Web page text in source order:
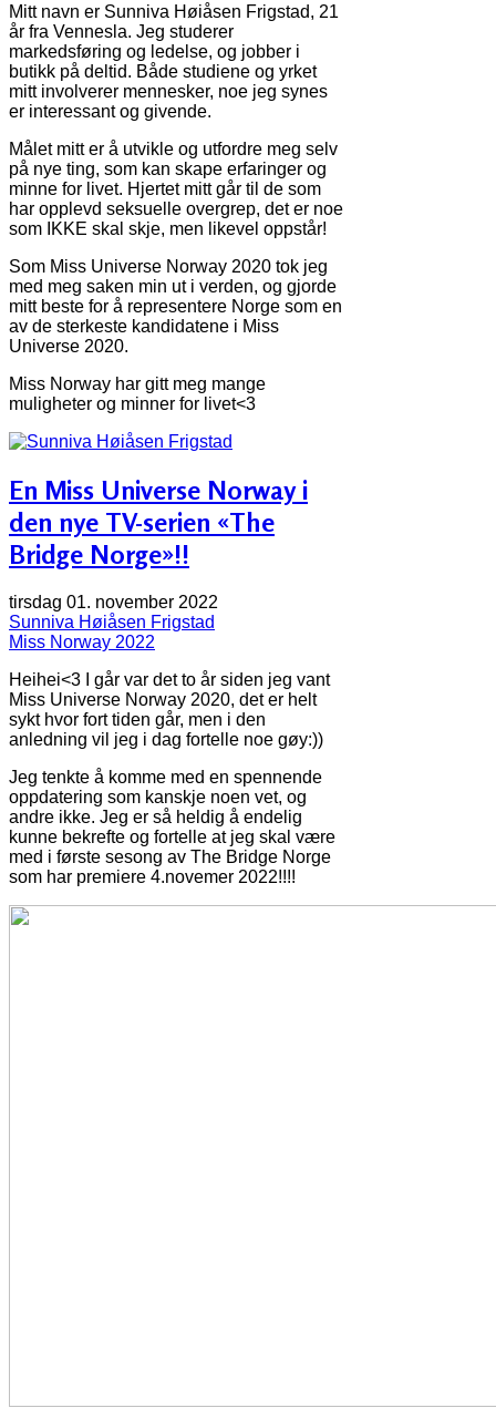
Mitt navn er Sunniva Høiåsen Frigstad, 21
år fra Vennesla. Jeg studerer
markedsføring og ledelse, og jobber i
butikk på deltid. Både studiene og yrket
mitt involverer mennesker, noe jeg synes
er interessant og givende.
Målet mitt er å utvikle og utfordre meg selv
på nye ting, som kan skape erfaringer og
minne for livet. Hjertet mitt går til de som
har opplevd seksuelle overgrep, det er noe
som IKKE skal skje, men likevel oppstår!
Som Miss Universe Norway 2020 tok jeg
med meg saken min ut i verden, og gjorde
mitt beste for å representere Norge som en
av de sterkeste kandidatene i Miss
Universe 2020.
Miss Norway har gitt meg mange
muligheter og minner for livet<3
En Miss Universe Norway i
den nye TV-serien «The
Bridge Norge»!!
tirsdag 01. november 2022
Sunniva Høiåsen Frigstad
Miss Norway 2022
Heihei<3 I går var det to år siden jeg vant
Miss Universe Norway 2020, det er helt
sykt hvor fort tiden går, men i den
anledning vil jeg i dag fortelle noe gøy:))
Jeg tenkte å komme med en spennende
oppdatering som kanskje noen vet, og
andre ikke. Jeg er så heldig å endelig
kunne bekrefte og fortelle at jeg skal være
med i første sesong av The Bridge Norge
som har premiere 4.novemer 2022!!!!